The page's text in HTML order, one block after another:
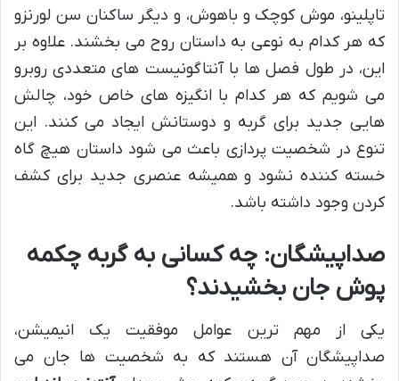
تاپلینو، موش کوچک و باهوش، و دیگر ساکنان سن لورنزو
که هر کدام به نوعی به داستان روح می بخشند. علاوه بر
این، در طول فصل ها با آنتاگونیست های متعددی روبرو
می شویم که هر کدام با انگیزه های خاص خود، چالش
هایی جدید برای گربه و دوستانش ایجاد می کنند. این
تنوع در شخصیت پردازی باعث می شود داستان هیچ گاه
خسته کننده نشود و همیشه عنصری جدید برای کشف
کردن وجود داشته باشد.
صداپیشگان: چه کسانی به گربه چکمه
پوش جان بخشیدند؟
یکی از مهم ترین عوامل موفقیت یک انیمیشن،
صداپیشگان آن هستند که به شخصیت ها جان می